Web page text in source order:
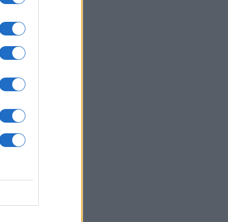
08/08/26 - 23:10
αστραπή του διοικητή της
στο Ισραήλ: Συναντήθηκε
ευρήματα αλλάζουν τα δεδομένα
τη Μινωική Έκρηξη στη